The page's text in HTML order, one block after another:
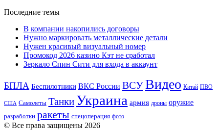
Последние темы
В компании накопились договоры
Нужно маркировать металлические детали
Нужен красивый визуальный номер
Промокод 2026 казино Кэт не сработал
Зеркало Спин Сити для входа в аккаунт
БПЛА Беспилотники ВКС России ВСУВидео Китай ПВО
США Самолеты Танки Украина армия дроны оружие
разработки ракеты спецоперация фото
© Все права защищены 2026